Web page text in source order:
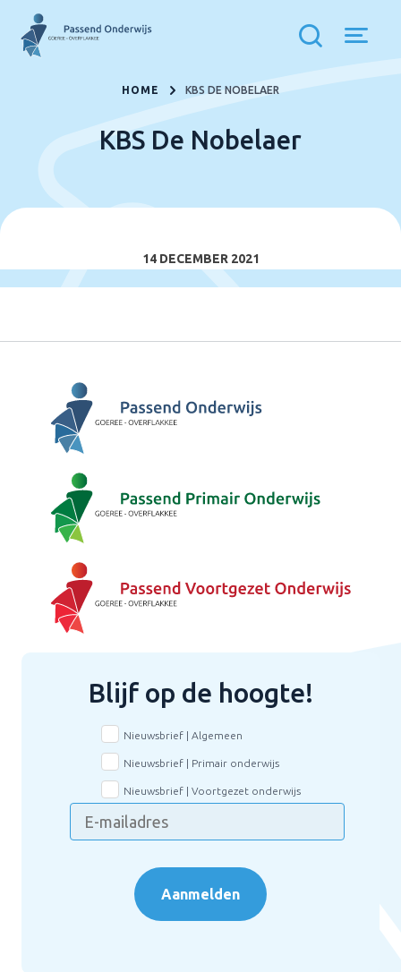
HOME KBS DE NOBELAER
KBS De Nobelaer
14 DECEMBER 2021
Blijf op de hoogte!
Aanmelden
Nieuwsbrief | Algemeen
Nieuwsbrief | Primair onderwijs
Nieuwsbrief | Voortgezet onderwijs